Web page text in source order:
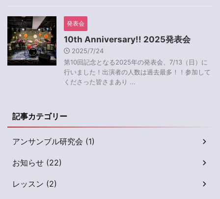
発表会
10th Anniversary!! 2025発表会
2025/7/24
第10回記念となる2025年の発表会、7/13（日）に
行いました！出演者の人数は過去最多！！参加して
くださった皆さまあり ...
記事カテゴリー
アンサンブル研究会 (1)
お知らせ (22)
レッスン (2)